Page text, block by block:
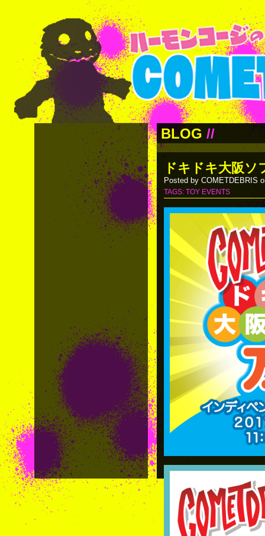
BLOG //
ドキドキ大阪ソ
Posted by COMETDEBRIS
TAGS: TOY EVENTS